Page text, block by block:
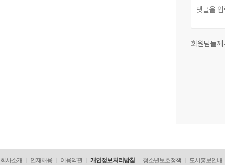
회원님들
회사소개 인재채용 이용약관 개인정보처리방침 청소년보호정책 도서홍보안내